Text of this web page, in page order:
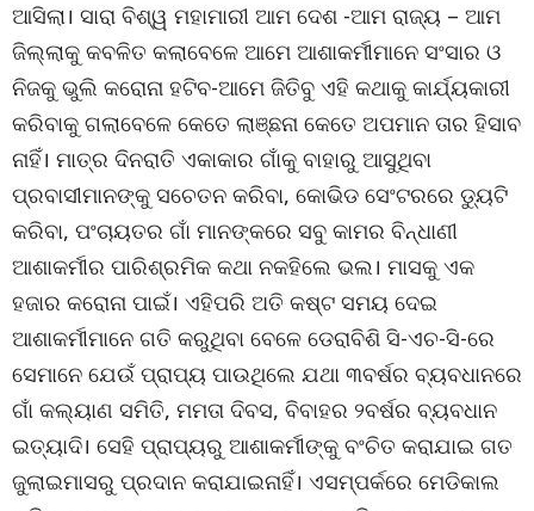
ଆସିଲା। ସାରା ବିଶ୍ୱ ମହାମାରୀ ଆମ ଦେଶ -ଆମ ରାଜ୍ୟ – ଆମ
ଜିଲ୍ଲାକୁ କବଳିତ କଲାବେଳେ ଆମେ ଆଶାକର୍ମୀମାନେ ସଂସାର ଓ
ନିଜକୁ ଭୁଲି କରୋନା ହଟିବ-ଆମେ ଜିତିବୁ ଏହି କଥାକୁ କାର୍ଯ୍ୟକାରୀ
କରିବାକୁ ଗଲାବେଳେ କେତେ ଲାଞ୍ଛନା କେତେ ଅପମାନ ତାର ହିସାବ
ନାହିଁ। ମାତ୍ର ଦିନରାତି ଏକାକାର ଗାଁକୁ ବାହାରୁ ଆସୁଥିବା
ପ୍ରବାସୀମାନଙ୍କୁ ସଚେତନ କରିବା, କୋଭିଡ ସେଂଟରରେ ଡ୍ୟୁଟି
କରିବା, ପଂଚାୟତର ଗାଁ ମାନଙ୍କରେ ସବୁ କାମର ବିନ୍ଧାଣୀ
ଆଶାକର୍ମୀର ପାରିଶ୍ରମିକ କଥା ନକହିଲେ ଭଲ। ମାସକୁ ଏକ
ହଜାର କରୋନା ପାଇଁ। ଏହିପରି ଅତି କଷ୍ଟ ସମୟ ଦେଇ
ଆଶାକର୍ମୀମାନେ ଗତି କରୁଥିବା ବେଳେ ଡେରାବିଶି ସି-ଏଚ-ସି-ରେ
ସେମାନେ ଯେଉଁ ପ୍ରାପ୍ୟ ପାଉଥିଲେ ଯଥା ୩ବର୍ଷର ବ୍ୟବଧାନରେ
ଗାଁ କଲ୍ୟାଣ ସମିତି, ମମତା ଦିବସ, ବିବାହର ୨ବର୍ଷର ବ୍ୟବଧାନ
ଇତ୍ୟାଦି। ସେହି ପ୍ରାପ୍ୟରୁ ଆଶାକର୍ମୀଙ୍କୁ ବଂଚିତ କରାଯାଇ ଗତ
ଜୁଲାଇମାସରୁ ପ୍ରଦାନ କରାଯାଇନାହିଁ। ଏସମ୍ପର୍କରେ ମେଡିକାଲ